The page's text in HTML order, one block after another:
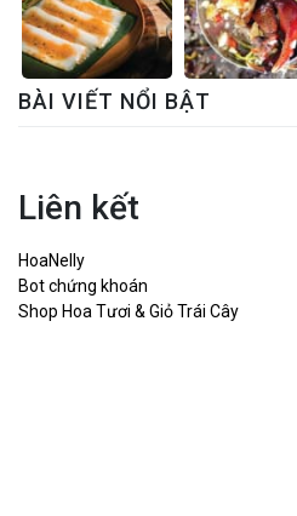
BÀI VIẾT NỔI BẬT
Liên kết
HoaNelly
Bot chứng khoán
Shop Hoa Tươi & Giỏ Trái Cây